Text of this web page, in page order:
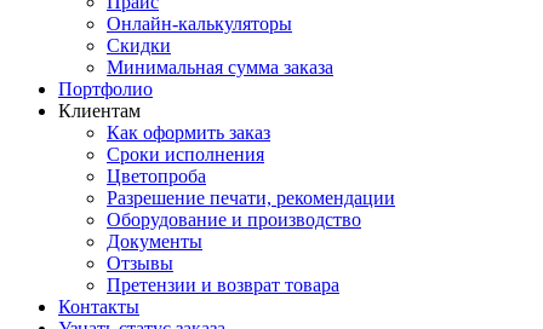
Онлайн-калькуляторы
Скидки
Минимальная сумма заказа
Портфолио
Клиентам
Как оформить заказ
Сроки исполнения
Цветопроба
Разрешение печати, рекомендации
Оборудование и производство
Документы
Отзывы
Претензии и возврат товара
Контакты